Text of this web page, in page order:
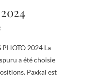
2024 La
a été choisie
Paxkal est